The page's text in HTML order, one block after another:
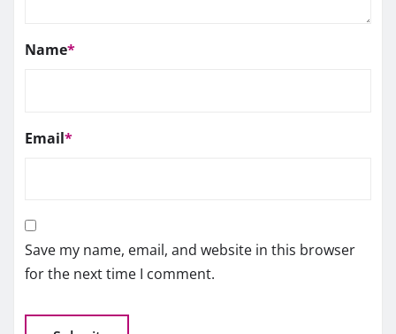
Name*
Email*
Save my name, email, and website in this browser
for the next time I comment.